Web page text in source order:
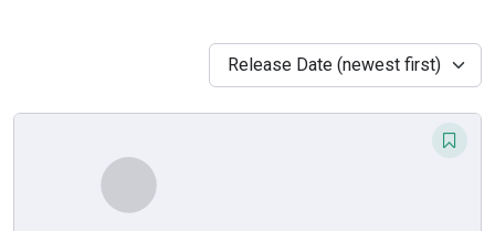
Release Date (newest first)